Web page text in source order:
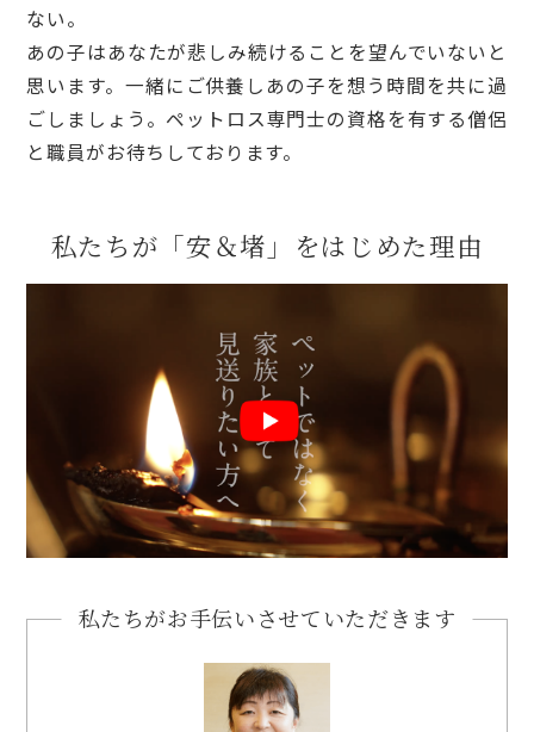
ない。
あの子はあなたが悲しみ続けることを望んでいないと
思います。一緒にご供養しあの子を想う時間を共に過
ごしましょう。ペットロス専門士の資格を有する僧侶
と職員がお待ちしております。
私たちが「安＆堵」をはじめた理由
私たちがお手伝いさせていただきます